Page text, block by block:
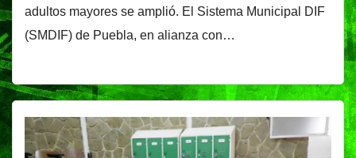
adultos mayores se amplió. El Sistema Municipal DIF
(SMDIF) de Puebla, en alianza con…